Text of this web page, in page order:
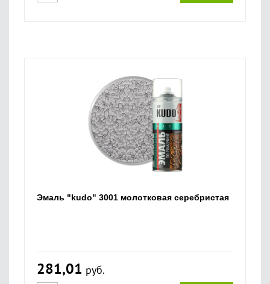
Эмаль "kudo" 3001 молотковая серебристая
281,01 руб.